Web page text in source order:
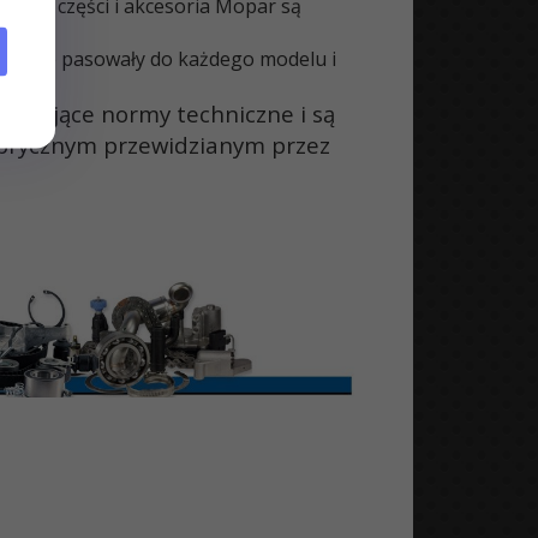
części i akcesoria Mopar są
pasowały do każdego modelu i
normy techniczne i są
przewidzianym przez